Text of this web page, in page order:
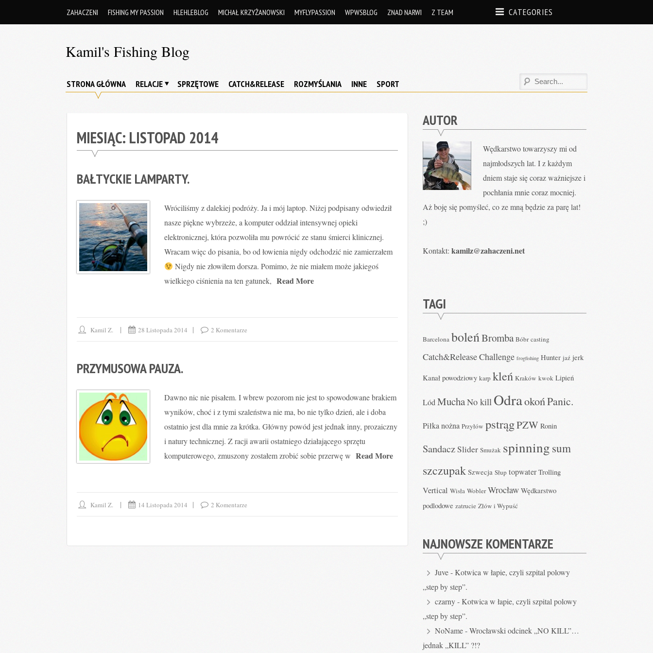
ZAHACZENI FISHING MY PASSION HLEHLEBLOG MICHAŁ KRZYŻANOWSKI MYFLYPASSION WPWSBLOG ZNAD NARWI Z TEAM CATEGORIES
Kamil's Fishing Blog
wędką
STRONA GŁÓWNA RELACJE SPRZĘTOWE CATCH&RELEASE ROZMYŚLANIA INNE SPORT
MIESIĄC: LISTOPAD 2014
BAŁTYCKIE LAMPARTY.
Wróciliśmy z dalekiej podróży. Ja i mój laptop. Niżej podpisany odwiedził
nasze piękne wybrzeże, a komputer oddział intensywnej opieki
elektronicznej, która pozwoliła mu powrócić ze stanu śmierci klinicznej.
Wracam więc do pisania, bo od łowienia nigdy odchodzić nie zamierzałem
Nigdy nie złowiłem dorsza. Pomimo, że nie miałem może jakiegoś
wielkiego ciśnienia na ten gatunek, Read More
Kamil Z. 28 Listopada 2014 2 Komentarze
PRZYMUSOWA PAUZA.
Dawno nic nie pisałem. I wbrew pozorom nie jest to spowodowane brakiem
wyników, choć i z tymi szaleństwa nie ma, bo nie tylko dzień, ale i doba
ostatnio jest dla mnie za krótka. Główny powód jest jednak inny, prozaiczny
i natury technicznej. Z racji awarii ostatniego działającego sprzętu
komputerowego, zmuszony zostałem zrobić sobie przerwę w Read More
Kamil Z. 14 Listopada 2014 2 Komentarze
AUTOR
Wędkarstwo towarzyszy mi od
najmłodszych lat. I z każdym
dniem staje się coraz ważniejsze i
pochłania mnie coraz mocniej.
Aż boję się pomyśleć, co ze mną będzie za parę lat!
;)
Kontakt:kamilz@zahaczeni.net
TAGI
Barcelona boleńBromba Bóbr casting
Catch&ReleaseChallenge frogfishing Hunter jaź jerk
Kanał powodziowy karp kleń Kraków kwok Lipień
LódMuchaNo kill OdraokońPanic.
Piłka nożna Przyłów pstrągPZW Ronin
SandaczSlider Smużak spinningsum
szczupak Szwecja Słup topwater Trolling
Vertical Wisła Wobler Wrocław Wędkarstwo
podlodowe zatrucie Złów i Wypuść
NAJNOWSZE KOMENTARZE
Juve-Kotwica w łapie, czyli szpital polowy
„step by step”.
czarny-Kotwica w łapie, czyli szpital polowy
„step by step”.
NoName-Wrocławski odcinek „NO KILL”…
jednak „KILL” ?!?